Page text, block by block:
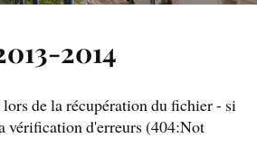
2014
de la récupération du fichier - si
vérification d'erreurs (404:Not